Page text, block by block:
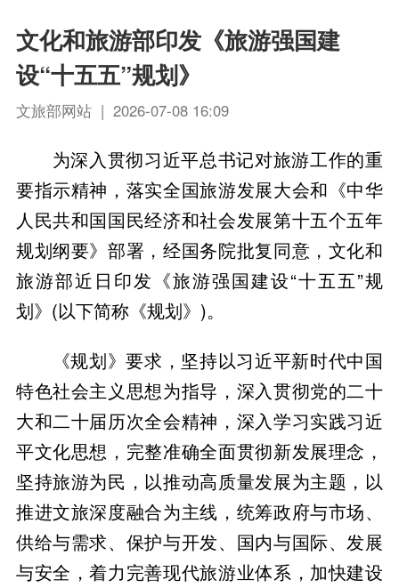
文化和旅游部印发《旅游强国建
设“十五五”规划》
文旅部网站 | 2026-07-08 16:09
为深入贯彻习近平总书记对旅游工作的重
要指示精神，落实全国旅游发展大会和《中华
人民共和国国民经济和社会发展第十五个五年
规划纲要》部署，经国务院批复同意，文化和
旅游部近日印发《旅游强国建设“十五五”规
划》(以下简称《规划》)。
《规划》要求，坚持以习近平新时代中国
特色社会主义思想为指导，深入贯彻党的二十
大和二十届历次全会精神，深入学习实践习近
平文化思想，完整准确全面贯彻新发展理念，
坚持旅游为民，以推动高质量发展为主题，以
推进文旅深度融合为主线，统筹政府与市场、
供给与需求、保护与开发、国内与国际、发展
与安全，着力完善现代旅游业体系，加快建设